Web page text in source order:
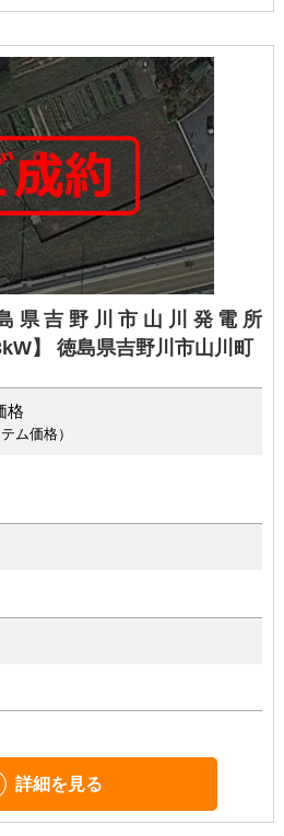
県吉野川市山川発電所
】 徳島県吉野川市山川町
格
ム価格）
詳細を見る